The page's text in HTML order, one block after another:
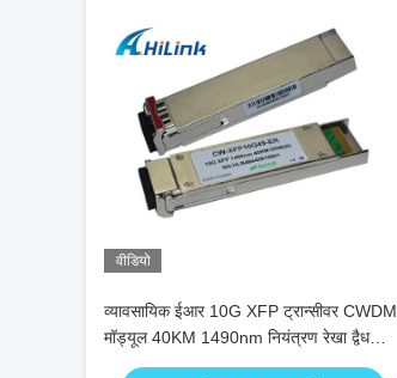
वीडियो
व्यावसायिक ईआर 10G XFP ट्रान्सीवर CWDM
मॉड्यूल 40KM 1490nm नियंत्रण रेखा द्वैध
DDM के साथ